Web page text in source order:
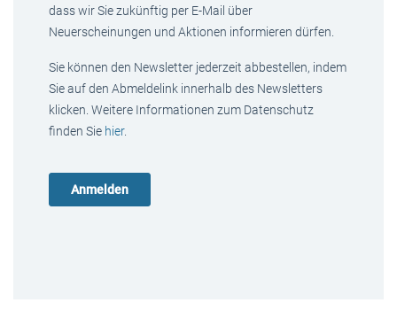
dass wir Sie zukünftig per E-Mail über
Neuerscheinungen und Aktionen informieren dürfen.
Sie können den Newsletter jederzeit abbestellen, indem
Sie auf den Abmeldelink innerhalb des Newsletters
klicken. Weitere Informationen zum Datenschutz
finden Sie hier.